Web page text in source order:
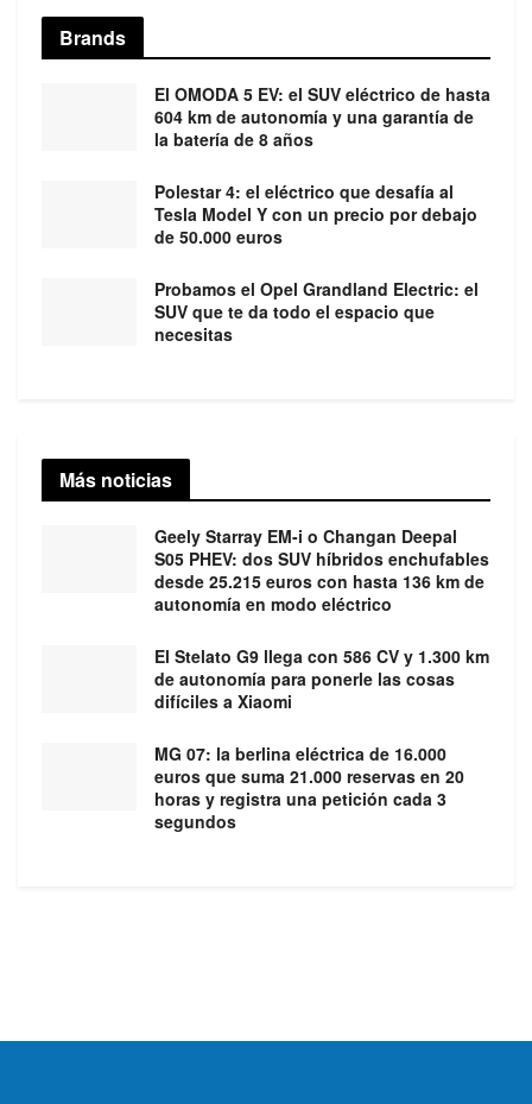
Brands
El OMODA 5 EV: el SUV eléctrico de hasta
604 km de autonomía y una garantía de
la batería de 8 años
Polestar 4: el eléctrico que desafía al
Tesla Model Y con un precio por debajo
de 50.000 euros
Probamos el Opel Grandland Electric: el
SUV que te da todo el espacio que
necesitas
Más noticias
Geely Starray EM-i o Changan Deepal
S05 PHEV: dos SUV híbridos enchufables
desde 25.215 euros con hasta 136 km de
autonomía en modo eléctrico
El Stelato G9 llega con 586 CV y 1.300 km
de autonomía para ponerle las cosas
difíciles a Xiaomi
MG 07: la berlina eléctrica de 16.000
euros que suma 21.000 reservas en 20
horas y registra una petición cada 3
segundos